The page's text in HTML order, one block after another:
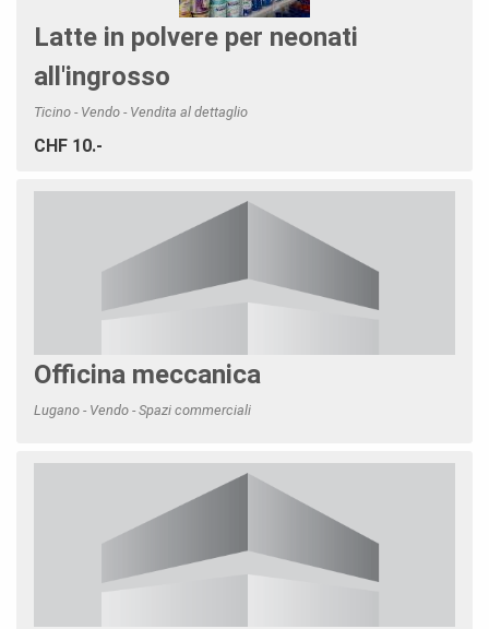
Latte in polvere per neonati
all'ingrosso
Ticino - Vendo - Vendita al dettaglio
CHF 10.-
Officina meccanica
Lugano - Vendo - Spazi commerciali